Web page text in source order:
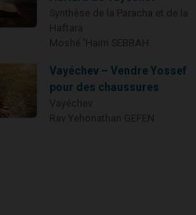
Vayéchev – Vendre Yossef
pour des chaussures